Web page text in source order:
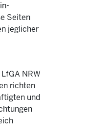
Seiten
jeglicher
NRW
richten
und